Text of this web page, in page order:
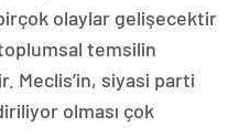
olaylar gelişecektir
temsilin
Meclis’in, siyasi parti
olması çok